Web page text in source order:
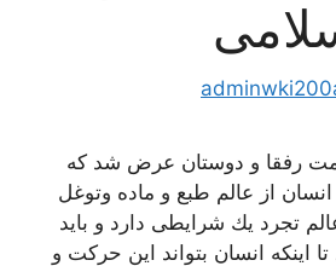
رفقا و دوستان عرض شد كه
از عالم طبع و ماده وتوغل
تجرد یك شرایطی دارد و باید
اینكه انسان بتواند این حركت و